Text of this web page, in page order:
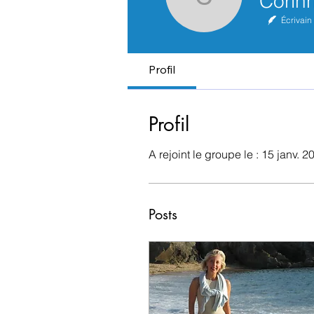
CorinneÉcrivain
Profil
Profil
A rejoint le groupe le : 15 janv.
Posts